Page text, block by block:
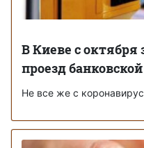
В Киеве с октября
проезд
Не все же с